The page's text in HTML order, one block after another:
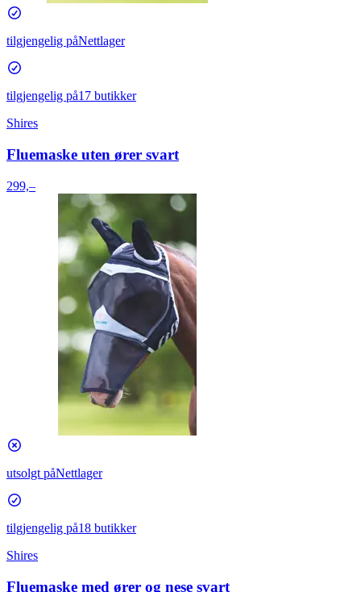
tilgjengelig påNettlager
tilgjengelig på17 butikker
Shires
Fluemaske uten ører svart
299,–
utsolgt påNettlager
tilgjengelig på18 butikker
Shires
Fluemaske med ører og nese svart